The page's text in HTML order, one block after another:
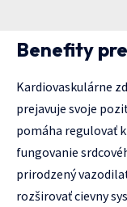
Benefity
Kardiovaskulárne
prejavuje svoje
pomáha regulovať
fungovanie
prirodzený
rozširovať cievny